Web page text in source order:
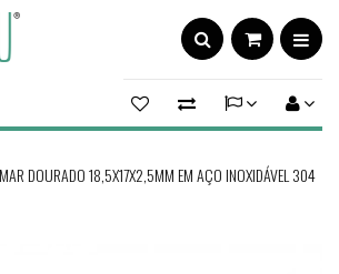
MAR DOURADO 18,5X17X2,5MM EM AÇO INOXIDÁVEL 304